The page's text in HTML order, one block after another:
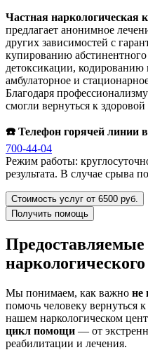
Частная наркологическая
предлагает анонимное
других зависимостей с
купированию
детоксикации,
амбулаторное и
Благодаря
смогли вернуться к
☎️ Телефон горячей линии в
700-44-04
Режим работы:
результата. В случае срыва
Стоимость услуг от 6500 руб.
Получить помощь
Предоставляемые
Мы понимаем, как важно не
помочь человеку вернуться
нашем наркологическом
цикл помощи — от
реабилитации и лечения.